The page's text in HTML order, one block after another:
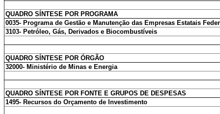
QUADRO SÍNTESE POR PROGRAMA
0035- Programa de Gestão e Manutenção das Empresas Estatais
3103- Petróleo, Gás, Derivados e Biocombustíveis
QUADRO SÍNTESE POR ÓRGÃO
32000- Ministério de Minas e Energia
QUADRO SÍNTESE POR FONTE E GRUPOS DE DESPESAS
1495- Recursos do Orçamento de Investimento